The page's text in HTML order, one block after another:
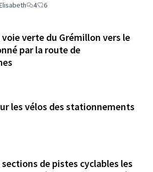
4 6
verte du Grémillon vers le
par la route de
les vélos des stationnements
de pistes cyclables les